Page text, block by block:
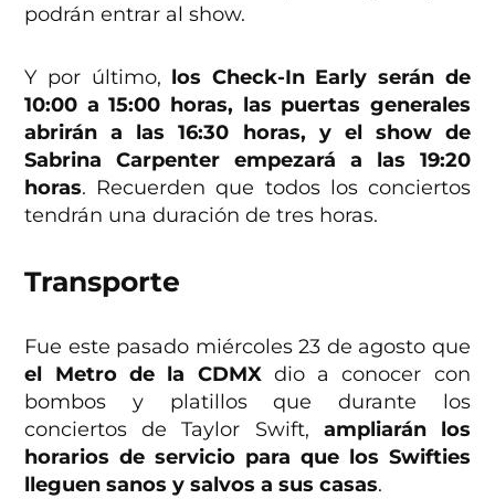
podrán entrar al show.
Y por último, los Check-In Early serán de
10:00 a 15:00 horas, las puertas generales
abrirán a las 16:30 horas, y el show de
Sabrina Carpenter empezará a las 19:20
horas. Recuerden que todos los conciertos
tendrán una duración de tres horas.
Transporte
Fue este pasado miércoles 23 de agosto que
el Metro de la CDMXdio a conocer con
bombos y platillos que durante los
conciertos de Taylor Swift, ampliarán los
horarios de servicio para que los Swifties
lleguen sanos y salvos a sus casas.